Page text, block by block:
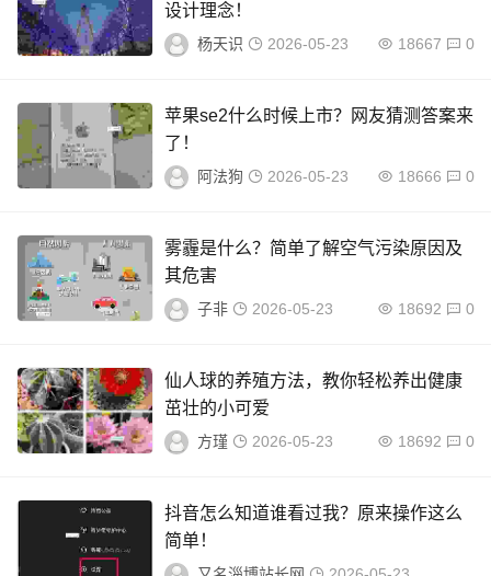
设计理念！
杨天识 2026-05-23 18667 0
苹果se2什么时候上市？网友猜测答案来
了！
阿法狗 2026-05-23 18666 0
雾霾是什么？简单了解空气污染原因及
其危害
子非 2026-05-23 18692 0
仙人球的养殖方法，教你轻松养出健康
茁壮的小可爱
方瑾 2026-05-23 18692 0
抖音怎么知道谁看过我？原来操作这么
简单！